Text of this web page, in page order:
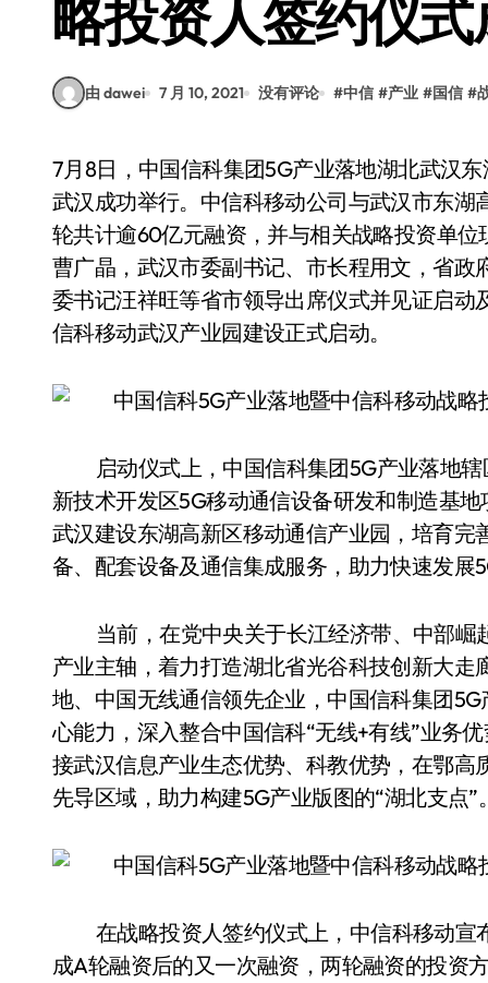
略投资人签约仪
由 dawei 7 月 10, 2021 没有评论 #中信 #产业 #国信 #
7月8日，中国信科集团5G产业落地湖北武汉东湖高新区启动暨中信科移动战略投资人签约仪式在
武汉成功举行。中信科移动公司与武汉市东
轮共计逾60亿元融资，并与相关战略投资单
曹广晶，武汉市委副书记、市长程用文，省
委书记汪祥旺等省市领导出席仪式并见证启
信科移动武汉产业园建设正式启动。
启动仪式上，中国信科集团5G产业落地
新技术开发区5G移动通信设备研发和制造基
武汉建设东湖高新区移动通信产业园，培育
备、配套设备及通信集成服务，助力快速发展
当前，在党中央关于长江经济带、中部
产业主轴，着力打造湖北省光谷科技创新大
地、中国无线通信领先企业，中国信科集团
心能力，深入整合中国信科“无线+有线”业务
接武汉信息产业生态优势、科教优势，在鄂
先导区域，助力构建5G产业版图的“湖北支点”
在战略投资人签约仪式上，中信科移动
成A轮融资后的又一次融资，两轮融资的投资